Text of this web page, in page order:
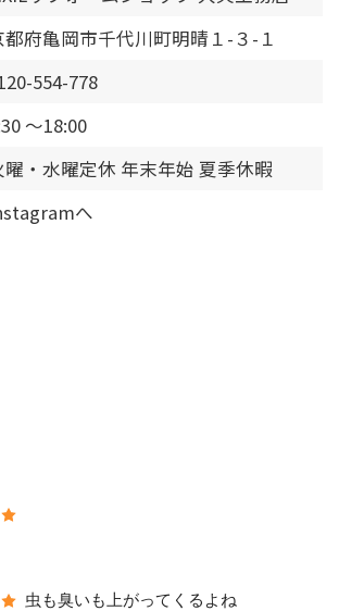
都府亀岡市千代川町明晴１-３-１
554-778
～18:00
曜・水曜定休 年末年始 夏季休暇
へ
虫も臭いも上がってくるよね